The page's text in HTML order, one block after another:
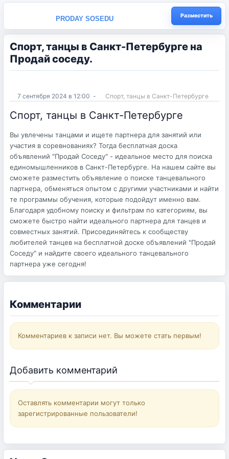
PRODAY SOSEDU Разместить
Спорт, танцы в Санкт-Петербургe на
Продай соседу.
7 сентября 2024 в 12:00 - Спорт, танцы в Санкт-Петербургe
Спорт, танцы в Санкт-Петербургe
Вы увлечены танцами и ищете партнера для занятий или
участия в соревнованиях? Тогда бесплатная доска
объявлений "Продай Соседу" - идеальное место для поиска
единомышленников в Санкт-Петербурге. На нашем сайте вы
сможете разместить объявление о поиске танцевального
партнера, обменяться опытом с другими участниками и найти
те программы обучения, которые подойдут именно вам.
Благодаря удобному поиску и фильтрам по категориям, вы
сможете быстро найти идеального партнера для танцев и
совместных занятий. Присоединяйтесь к сообществу
любителей танцев на бесплатной доске объявлений "Продай
Соседу" и найдите своего идеального танцевального
партнера уже сегодня!
Комментарии
Комментариев к записи нет. Вы можете стать первым!
Добавить комментарий
Оставлять комментарии могут только
зарегистрированные пользователи!